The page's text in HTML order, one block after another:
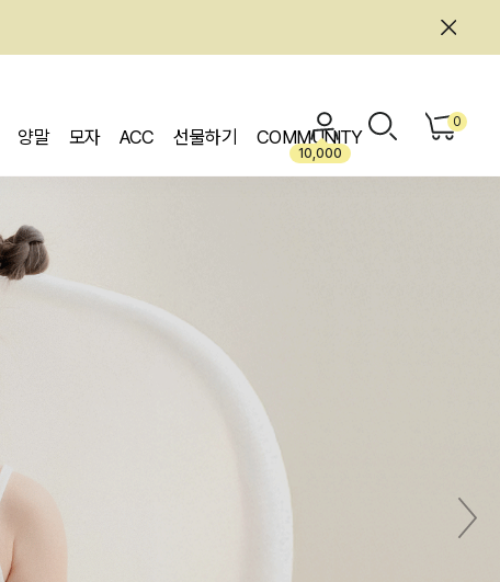
양말 모자 ACC 선물하기 COMMUNITY
10,000
0